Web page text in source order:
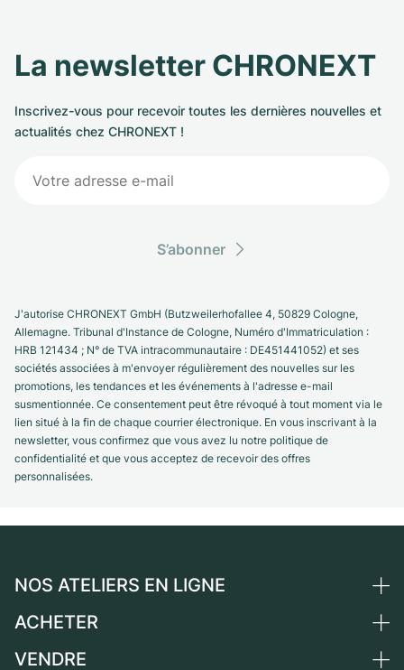
La newsletter CHRONEXT
Inscrivez-vous pour recevoir toutes les dernières nouvelles et
actualités chez CHRONEXT !
S’abonner
J'autorise CHRONEXT GmbH (Butzweilerhofallee 4, 50829 Cologne,
Allemagne. Tribunal d'Instance de Cologne, Numéro d'Immatriculation :
HRB 121434 ; N° de TVA intracommunautaire : DE451441052) et ses
sociétés associées à m'envoyer régulièrement des nouvelles sur les
promotions, les tendances et les événements à l'adresse e-mail
susmentionnée. Ce consentement peut être révoqué à tout moment via le
lien situé à la fin de chaque courrier électronique. En vous inscrivant à la
newsletter, vous confirmez que vous avez lu notre politique de
confidentialité et que vous acceptez de recevoir des offres
personnalisées.
NOS ATELIERS EN LIGNE
Allemagne
ACHETER
Toutes les montres de luxe
VENDRE